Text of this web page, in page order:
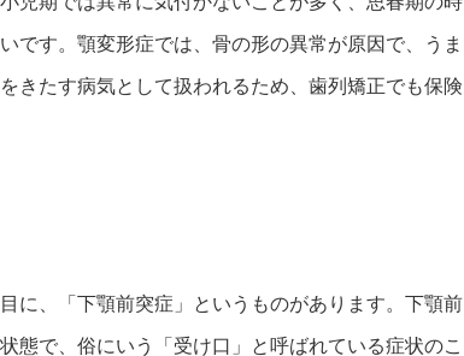
です。顎変形症では、骨の形の異常が原因で、うま
きたす病気として扱われるため、歯列矯正でも保険
に、「下顎前突症」というものがあります。下顎前
態で、俗にいう「受け口」と呼ばれている症状のこ